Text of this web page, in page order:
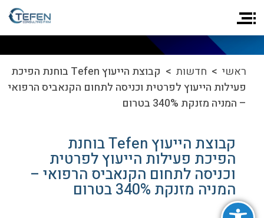
פתח סרגל נגישות
ראשי > חדשות
> קבוצת הייעוץ Tefen בוחנת הפיכת
פעילות הייעוץ לפרטית וכניסה לתחום הקנאביס הרפואי
– המניה מזנקת 340% בטרום
קבוצת הייעוץ Tefen בוחנת
הפיכת פעילות הייעוץ לפרטית
וכניסה לתחום הקנאביס הרפואי –
המניה מזנקת 340% בטרום